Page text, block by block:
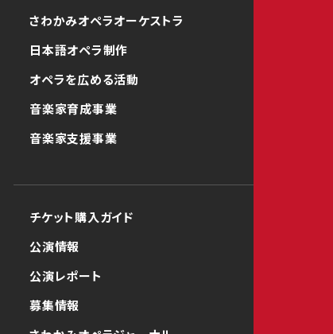
さわかみオペラオーケストラ
日本語オペラ制作
オペラを広める活動
音楽家育成事業
音楽家支援事業
チケット購入ガイド
公演情報
公演レポート
募集情報